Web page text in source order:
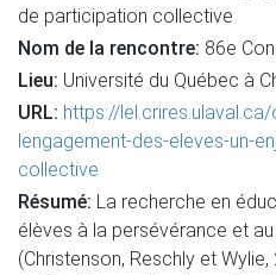
de participation collective
Nom de la rencontre: 86e
Lieu: Université du Québec à
URL: https://
lengagement-des-eleves-un-
collective
Résumé: La recherche en
élèves à la persévérance et
(Christenson, Reschly et